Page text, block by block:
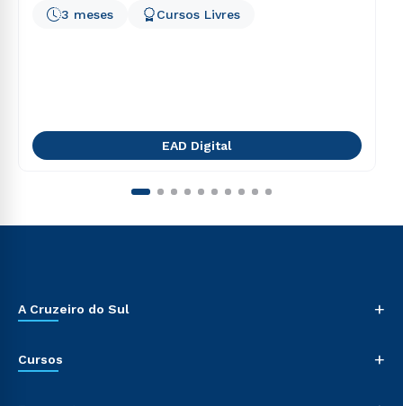
3 meses Cursos Livres
EAD Digital
A Cruzeiro do Sul +
Cursos +